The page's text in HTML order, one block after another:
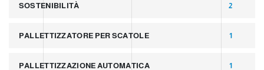
SOSTENIBILITÀ 2
PALLETTIZZATORE PER SCATOLE 1
PALLETTIZZAZIONE AUTOMATICA 1